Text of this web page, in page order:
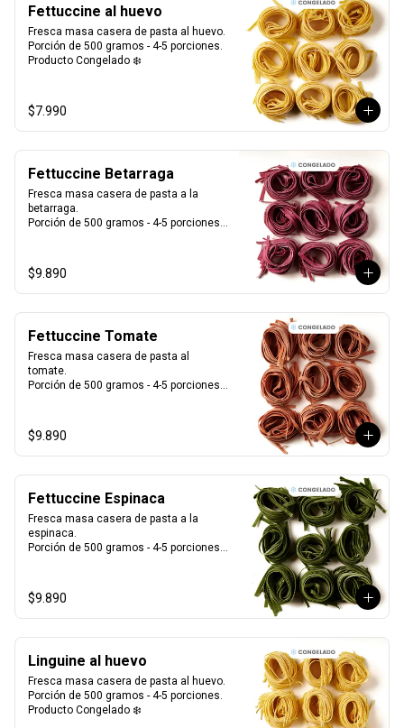
Fettuccine al huevo
Fresca masa casera de pasta al huevo.
Porción de 500 gramos - 4-5 porciones.
Producto Congelado ❄️
$7.990
Fettuccine Betarraga
Fresca masa casera de pasta a la
betarraga.
Porción de 500 gramos - 4-5 porciones.
$9.890
Fettuccine Tomate
Fresca masa casera de pasta al
tomate.
Porción de 500 gramos - 4-5 porciones.
$9.890
Fettuccine Espinaca
Fresca masa casera de pasta a la
espinaca.
Porción de 500 gramos - 4-5 porciones.
$9.890
Linguine al huevo
Fresca masa casera de pasta al huevo.
Porción de 500 gramos - 4-5 porciones.
Producto Congelado ❄️